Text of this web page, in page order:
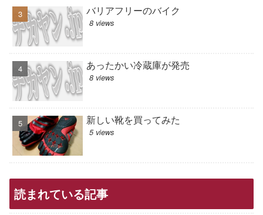
バリアフリーのバイク
8 views
あったかい冷蔵庫が発売
8 views
新しい靴を買ってみた
5 views
読まれている記事